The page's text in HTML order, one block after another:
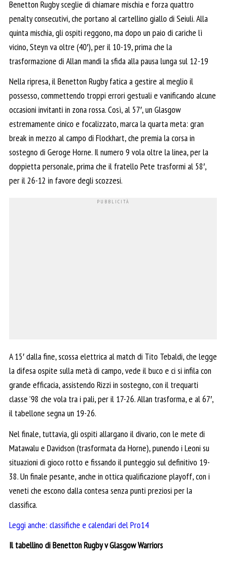
Benetton Rugby sceglie di chiamare mischia e forza quattro
penalty consecutivi, che portano al cartellino giallo di Seiuli. Alla
quinta mischia, gli ospiti reggono, ma dopo un paio di cariche lì
vicino, Steyn va oltre (40′), per il 10-19, prima che la
trasformazione di Allan mandi la sfida alla pausa lunga sul 12-19
Nella ripresa, il Benetton Rugby fatica a gestire al meglio il
possesso, commettendo troppi errori gestuali e vanificando alcune
occasioni invitanti in zona rossa. Così, al 57′, un Glasgow
estremamente cinico e focalizzato, marca la quarta meta: gran
break in mezzo al campo di Flockhart, che premia la corsa in
sostegno di Geroge Horne. Il numero 9 vola oltre la linea, per la
doppietta personale, prima che il fratello Pete trasformi al 58′,
per il 26-12 in favore degli scozzesi.
A 15′ dalla fine, scossa elettrica al match di Tito Tebaldi, che legge
la difesa ospite sulla metà di campo, vede il buco e ci si infila con
grande efficacia, assistendo Rizzi in sostegno, con il trequarti
classe ’98 che vola tra i pali, per il 17-26. Allan trasforma, e al 67′,
il tabellone segna un 19-26.
Nel finale, tuttavia, gli ospiti allargano il divario, con le mete di
Matawalu e Davidson (trasformata da Horne), punendo i Leoni su
situazioni di gioco rotto e fissando il punteggio sul definitivo 19-
38. Un finale pesante, anche in ottica qualificazione playoff, con i
veneti che escono dalla contesa senza punti preziosi per la
classifica.
Leggi anche: classifiche e calendari del Pro14
Il tabellino di Benetton Rugby v Glasgow Warriors